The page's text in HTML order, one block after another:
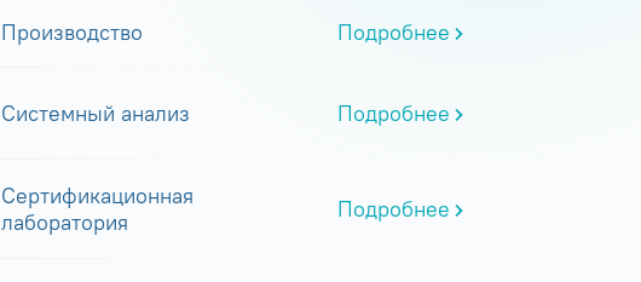
Производство Подробнее
Системный анализ Подробнее
Сертификационная
лаборатория
Подробнее